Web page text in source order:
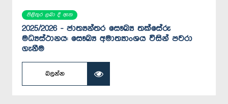
පිළිතුර ලබා දී ඇත
2025/2026 - ජාත්‍යන්තර සෞඛ්‍ය තක්සේරු
මධ්‍යස්ථානය: සෞඛ්‍ය අමාත්‍යාංශය විසින් පවරා
ගැනීම
බලන්න